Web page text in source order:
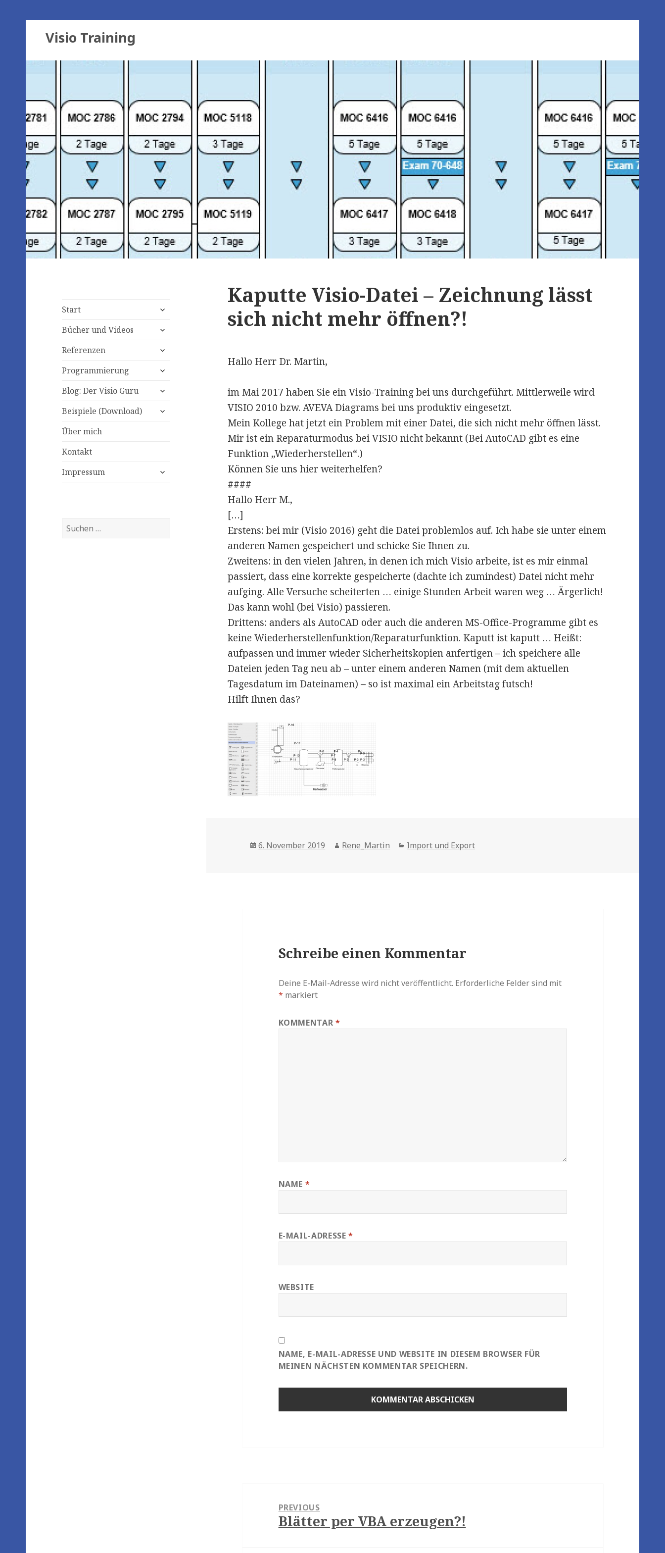
Visio Training
Start
expand
menu
Bücher und Videos
expand
menu
Referenzen
expand
menu
Programmierung
expand
menu
Blog: Der Visio Guru
expand
menu
Beispiele (Download)
expand
Über mich
Kontakt
Impressum
expand
Suchen
nach:
Kaputte Visio-Datei – Zeichnung lässt
sich nicht mehr öffnen?!
Hallo Herr Dr. Martin,
im Mai 2017 haben Sie ein Visio-Training bei uns durchgeführt. Mittlerweile wird
VISIO 2010 bzw. AVEVA Diagrams bei uns produktiv eingesetzt.
Mein Kollege hat jetzt ein Problem mit einer Datei, die sich nicht mehr öffnen lässt.
Mir ist ein Reparaturmodus bei VISIO nicht bekannt (Bei AutoCAD gibt es eine
Funktion „Wiederherstellen“.)
Können Sie uns hier weiterhelfen?
####
Hallo Herr M.,
[…]
Erstens: bei mir (Visio 2016) geht die Datei problemlos auf. Ich habe sie unter einem
anderen Namen gespeichert und schicke Sie Ihnen zu.
Zweitens: in den vielen Jahren, in denen ich mich Visio arbeite, ist es mir einmal
passiert, dass eine korrekte gespeicherte (dachte ich zumindest) Datei nicht mehr
aufging. Alle Versuche scheiterten … einige Stunden Arbeit waren weg … Ärgerlich!
Das kann wohl (bei Visio) passieren.
Drittens: anders als AutoCAD oder auch die anderen MS-Office-Programme gibt es
keine Wiederherstellenfunktion/Reparaturfunktion. Kaputt ist kaputt … Heißt:
aufpassen und immer wieder Sicherheitskopien anfertigen – ich speichere alle
Dateien jeden Tag neu ab – unter einem anderen Namen (mit dem aktuellen
Tagesdatum im Dateinamen) – so ist maximal ein Arbeitstag futsch!
Hilft Ihnen das?
Posted
6. November 2019 Author
Rene_Martin Categories
Import und Export
Schreibe einen Kommentar
Deine E-Mail-Adresse wird nicht veröffentlicht. Erforderliche Felder sind mit
* markiert
KOMMENTAR *
NAME *
E-MAIL-ADRESSE*
WEBSITE
NAME, E-MAIL-ADRESSE UND WEBSITE IN DIESEM BROWSER FÜR
MEINEN NÄCHSTEN KOMMENTAR SPEICHERN.
PREVIOUS
Previous
Blätter per VBA erzeugen?!